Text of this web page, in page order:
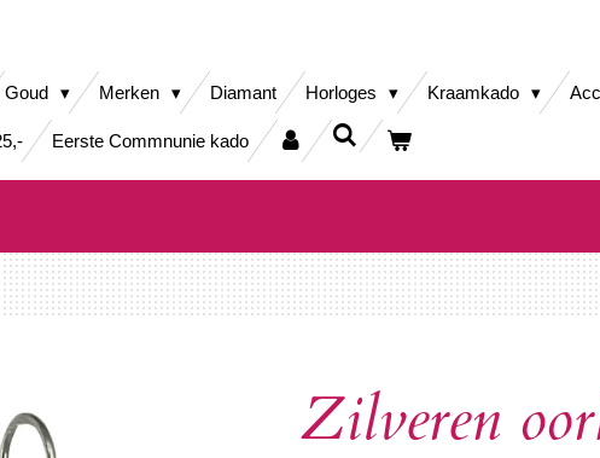
Goud Merken Diamant Horloges Kraamkado
Eerste Commnunie kado
Zilveren